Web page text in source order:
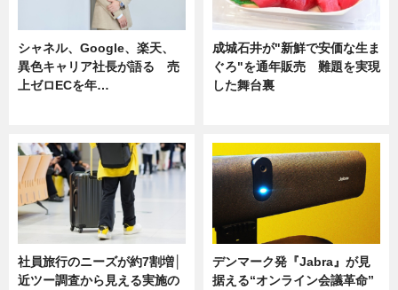
シャネル、Google、楽天、
異色キャリア社長が語る 売
上ゼロECを年…
成城石井が"新鮮で安価な生ま
ぐろ"を通年販売 難題を実現
した舞台裏
社員旅行のニーズが約7割増│
近ツー調査から見える実施の
デンマーク発『Jabra』が見
据える“オンライン会議革命”